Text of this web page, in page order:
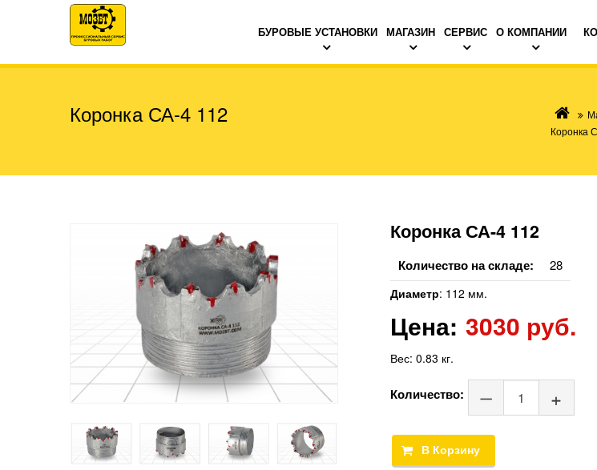
БУРОВЫЕ УСТАНОВКИ МАГАЗИН СЕРВИС О КОМПАНИИ
Коронка СА-4 112
Коронка
Коронка СА-4 112
Количество на складе: 28
Диаметр: 112 мм.
Цена: 3030 руб.
Вес: 0.83 кг.
Количество: